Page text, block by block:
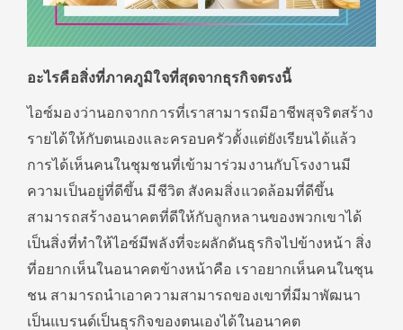
อะไรคือสิ่งที่ภาคภูมิใจที่สุดจากธุรกิจตรงนี้
ไอซ์มองว่านอกจากการที่เราสามารถมีอาชีพสุจริตสร้าง
รายได้ให้กับตนเองและครอบครัวตั้งแต่ยังเรียนได้แล้ว
การได้เห็นคนในชุมชนที่เข้ามาร่วมงานกับโรงงานมี
ความเป็นอยู่ที่ดีขึ้น มีชีวิต สังคมสิ่งแวดล้อมที่ดีขึ้น
สามารถสร้างอนาคตที่ดีให้กับลูกหลานของพวกเขาได้
เป็นสิ่งที่ทำให้ไอซ์มีพลังที่จะผลักดันธุรกิจไปข้างหน้า สิ่ง
ที่อยากเห็นในอนาคตข้างหน้าคือ เราอยากเห็นคนในชุน
ชน สามารถนำเอาความสามารถของเขาที่มีมาพัฒนา
เป็นแบรนด์เป็นธุรกิจของตนเองได้ในอนาคต